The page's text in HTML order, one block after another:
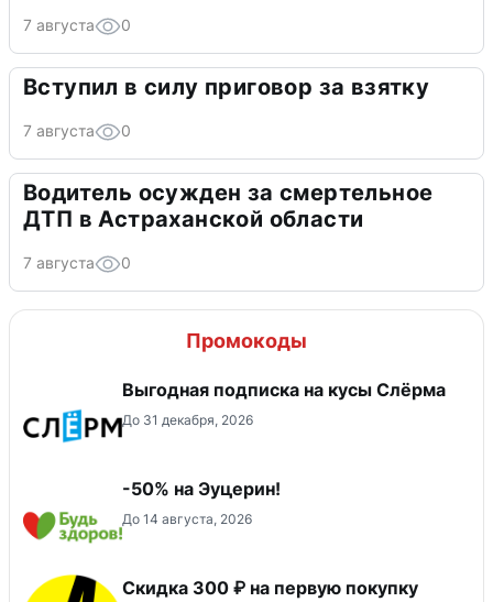
7 августа 0
Вступил в силу приговор за взятку
7 августа 0
Водитель осужден за смертельное
ДТП в Астраханской области
7 августа 0
Промокоды
Выгодная подписка на кусы Слёрма
До 31 декабря, 2026
-50% на Эуцерин!
До 14 августа, 2026
Скидка 300 ₽ на первую покупку